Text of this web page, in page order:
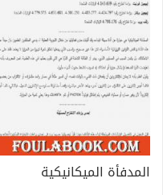
المدفأة الميكانيكية